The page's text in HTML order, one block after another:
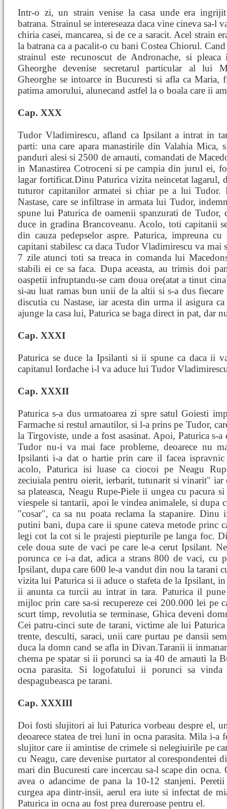
Intr-o zi, un strain venise la casa unde era
batrana. Strainul se intereseaza daca vine cineva sa-l
chiria casei, mancarea, si de ce a saracit. Acel strain
la batrana ca a pacalit-o cu bani Costea Chiorul.
strainul este recunoscut de Andronache, si
Gheorghe devenise secretarul particular al lui
Gheorghe se intoarce in Bucuresti si afla ca Maria,
patima amorului, alunecand astfel la o boala care ii
Cap. XXX
Tudor Vladimirescu, afland ca Ipsilant a intrat in
parti: una care apara manastirile din Valahia Mica,
panduri alesi si 2500 de arnauti, comandati de
in Manastirea Cotroceni si pe campia din jurul ei,
lagar fortificat.Dinu Paturica vizita neincetat lagarul,
tuturor capitanilor armatei si chiar pe a lui Tudor.
Nastase, care se infiltrase in armata lui Tudor,
spune lui Paturica de oamenii spanzurati de
duce in gradina Brancoveanu. Acolo, toti capitanii
din cauza pedepselor aspre. Paturica, impreuna
capitani stabilesc ca daca Tudor Vladimirescu va mai
7 zile atunci toti sa treaca in comanda lui
stabili ei ce sa faca. Dupa aceasta, au trimis doi
oaspetii infruptandu-se cam doua ore(atat a tinut
si-au luat ramas bun unii de la altii si s-a dus
discutia cu Nastase, iar acesta din urma il asigura
ajunge la casa lui, Paturica se baga direct in pat, dar
Cap. XXXI
Paturica se duce la Ipsilanti si ii spune ca daca ii
capitanul Iordache i-l va aduce lui Tudor
Cap. XXXII
Paturica s-a dus urmatoarea zi spre satul Goiesti
Farmache si restul arnautilor, si l-a prins pe Tudor,
la Tirgoviste, unde a fost asasinat. Apoi, Paturica s-
Tudor nu-i va mai face probleme, deoarece nu
Ipsilanti i-a dat o hartie prin care il facea
acolo, Paturica isi luase ca ciocoi pe Neagu
zeciuiala pentru oierit, ierbarit, tutunarit si vinarit" iar
sa plateasca, Neagu Rupe-Piele ii ungea cu pacura
viespele si tantarii, apoi le vindea animalele, si dupa
"cosar", ca sa nu poata reclama la stapanire. Dinu
putini bani, dupa care ii spune cateva metode princ
legi cot la cot si le prajesti piepturile pe langa foc.
cele doua sute de vaci pe care le-a cerut Ipsilant.
porunca ce i-a dat, adica a strans 800 de vaci,
Ipsilant, dupa care 600 le-a vandut din nou la tarani
vizita lui Paturica si ii aduce o stafeta de la Ipsilant,
ii anunta ca turcii au intrat in tara. Paturica il pune
mijloc prin care sa-si recupereze cei 200.000 lei
scurt timp, revolutia se terminase, Ghica deveni
Cei patru-cinci sute de tarani, victime ale lui
trente, desculti, saraci, unii care purtau pe dansii
duca la domn cand se afla in Divan.Taranii ii
chema pe spatar si ii porunci sa ia 40 de arnauti la
ocna parasita. Si logofatului ii porunci sa
despagubeasca pe tarani.
Cap. XXXIII
Doi fosti slujitori ai lui Paturica vorbeau despre el,
deoarece statea de trei luni in ocna parasita. Mila i-a
slujitor care ii amintise de crimele si nelegiuirile pe
cu Neagu, care devenise purtator al corespondentei
mari din Bucuresti care incercau sa-l scape din ocna.
avea o adancime de pana la 10-12 stanjeni.
curgea apa dintr-insii, aerul era iute si infectat de
Paturica in ocna au fost prea dureroase pentru el.